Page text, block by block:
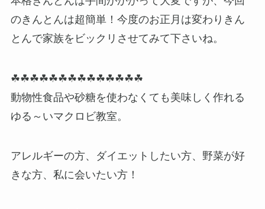
のきんとんは超簡単！今度のお正月は変わりきん
とんで家族をビックリさせてみて下さいね。
☘☘☘☘☘☘☘☘☘☘☘☘☘☘
動物性食品や砂糖を使わなくても美味しく作れる
ゆる～いマクロビ教室。
アレルギーの方、ダイエットしたい方、野菜が好
きな方、私に会いたい方！